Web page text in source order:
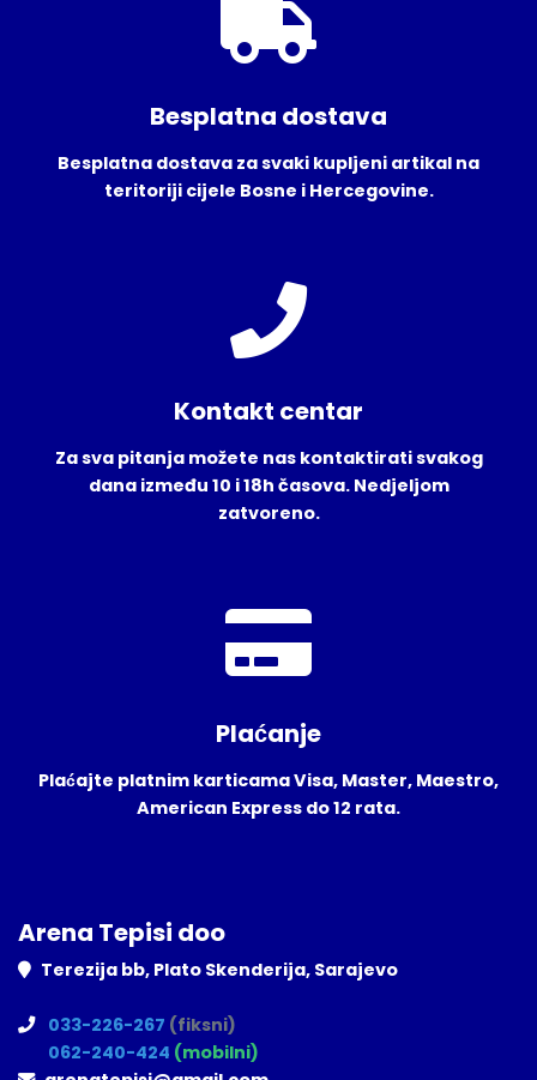
Besplatna dostava
Besplatna dostava za svaki kupljeni artikal na
teritoriji cijele Bosne i Hercegovine.
Kontakt centar
Za sva pitanja možete nas kontaktirati svakog
dana između 10 i 18h časova. Nedjeljom
zatvoreno.
Plaćanje
Plaćajte platnim karticama Visa, Master, Maestro,
American Express do 12 rata.
Arena Tepisi doo
Terezija bb, Plato Skenderija, Sarajevo
033-226-267 (fiksni)
062-240-424 (mobilni)